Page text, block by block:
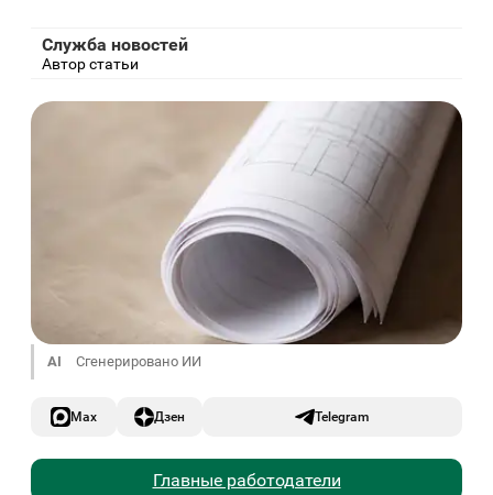
Служба новостей
Автор статьи
AI Сгенерировано ИИ
Max Дзен Telegram
Главные работодатели